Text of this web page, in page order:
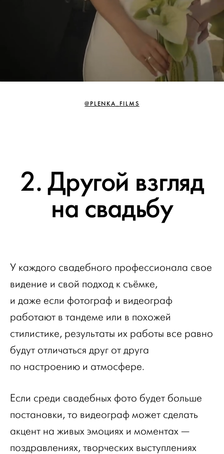
@PLENKA_FILMS
2. Другой взгляд
на свадьбу
У каждого свадебного профессионала свое
видение и свой подход к съёмке,
и даже если фотограф и видеограф
работают в тандеме или в похожей
стилистике, результаты их работы все равно
будут отличаться друг от друга
по настроению и атмосфере.
Если среди свадебных фото будет больше
постановки, то видеограф может сделать
акцент на живых эмоциях и моментах —
поздравлениях, творческих выступлениях